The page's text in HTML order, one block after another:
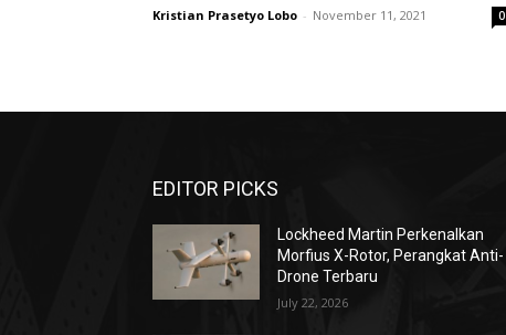
Kristian Prasetyo Lobo - November 11, 2021 0
EDITOR PICKS
Lockheed Martin Perkenalkan
Morfius X-Rotor, Perangkat Anti-
Drone Terbaru
July 22, 2026